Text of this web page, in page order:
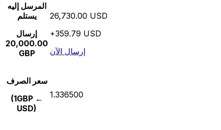
المرسل إليه
يستلم
إرسال
20,000.00
GBP
26,730.00 USD
+359.79 USD
إرسال الآن
سعر الصرف
(1GBP ←
USD)
1.336500